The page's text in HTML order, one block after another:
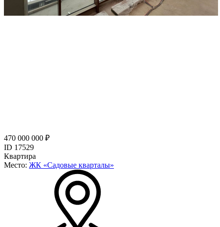
470 000 000 ₽
ID 17529
Квартира
Место: ЖК «Садовые кварталы»